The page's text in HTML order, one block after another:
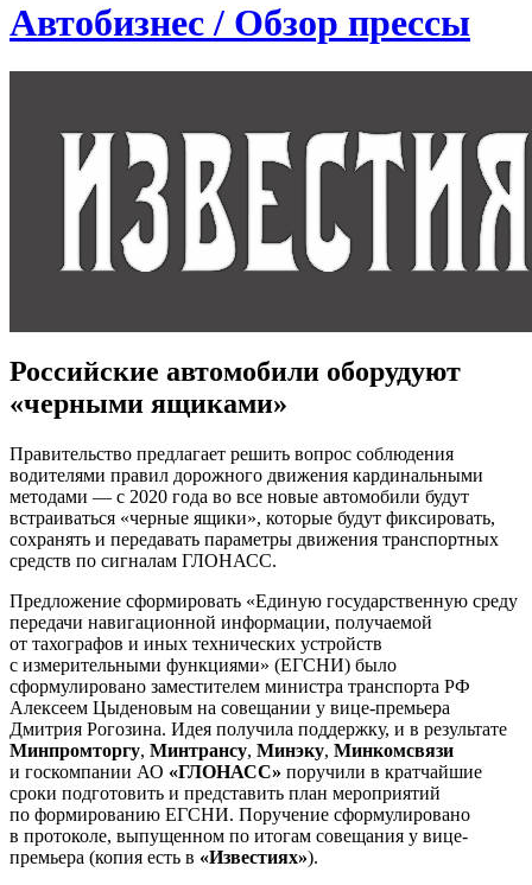
Автобизнес / Обзор прессы
Российские автомобили оборудуют
«черными ящиками»
Правительство предлагает решить вопрос соблюдения
водителями правил дорожного движения кардинальными
методами — с 2020 года во все новые автомобили будут
встраиваться «черные ящики», которые будут фиксировать,
сохранять и передавать параметры движения транспортных
средств по сигналам ГЛОНАСС.
Предложение сформировать «Единую государственную среду
передачи навигационной информации, получаемой
от тахографов и иных технических устройств
с измерительными функциями» (ЕГСНИ) было
сформулировано заместителем министра транспорта РФ
Алексеем Цыденовым на совещании у вице-премьера
Дмитрия Рогозина. Идея получила поддержку, и в результате
Минпромторгу, Минтрансу, Минэку, Минкомсвязи
и госкомпании АО «ГЛОНАСС» поручили в кратчайшие
сроки подготовить и представить план мероприятий
по формированию ЕГСНИ. Поручение сформулировано
в протоколе, выпущенном по итогам совещания у вице-
премьера (копия есть в «Известиях»).